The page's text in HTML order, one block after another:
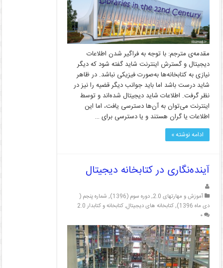
مقدمه‌ی مترجم: با توجه به فراگیر شدن اطلاعات
دیجیتال و گسترش اینترنت شاید گفته شود که دیگر
نیازی به کتابخانه‌ها به‌صورت فیزیکی نباشد. در ظاهر
شاید درست باشد اما باید جوانب دیگر قضیه را نیز در
نظر گرفت. اطلاعات شاید دیجیتال شده‌اند و توسط
اینترنت می‌توان به آن‌ها دسترسی یافت، اما این
اطلاعات یا گران هستند و یا دسترسی برای …
ادامه نوشته »
آینده‌نگاری در کتابخانه دیجیتال
آموزش و مهارتهای 2.0 ,دوره سوم (1396) , شماره پنجم (
دی ماه 1396)
,کتابخانه های دیجیتال,کتابخانه و کتابدار 2.0
۰